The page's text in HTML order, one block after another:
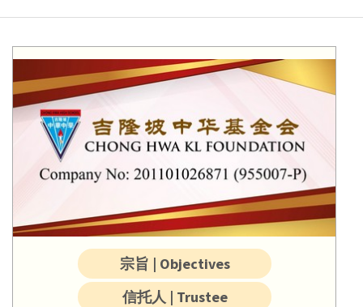
宗旨 | Objectives
信托人 | Trustee